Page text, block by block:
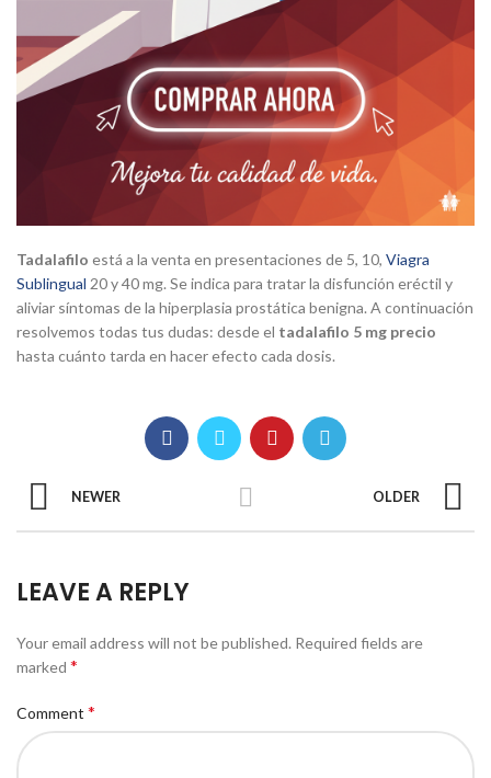
Tadalafilo está a la venta en presentaciones de 5, 10, Viagra
Sublingual 20 y 40 mg. Se indica para tratar la disfunción eréctil y
aliviar síntomas de la hiperplasia prostática benigna. A continuación
resolvemos todas tus dudas: desde el tadalafilo 5 mg precio
hasta cuánto tarda en hacer efecto cada dosis.
NEWER OLDER
LEAVE A REPLY
Your email address will not be published. Required fields are
marked *
Comment *